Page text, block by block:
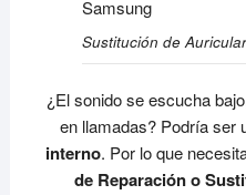
Sustitución de
¿El sonido se escucha
en llamadas? Podría ser
interno. Por lo que
de Reparación o